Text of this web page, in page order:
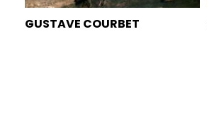
GUSTAVE COURBET